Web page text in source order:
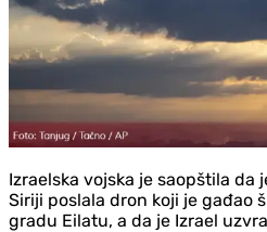
Izraelska vojska je saopštila da
Siriji poslala dron koji je gađao
gradu Eilatu, a da je Izrael